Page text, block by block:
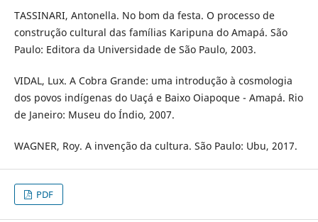
TASSINARI, Antonella. No bom da festa. O processo de
construção cultural das famílias Karipuna do Amapá. São
Paulo: Editora da Universidade de São Paulo, 2003.
VIDAL, Lux. A Cobra Grande: uma introdução à cosmologia
dos povos indígenas do Uaçá e Baixo Oiapoque - Amapá. Rio
de Janeiro: Museu do Índio, 2007.
WAGNER, Roy. A invenção da cultura. São Paulo: Ubu, 2017.
PDF